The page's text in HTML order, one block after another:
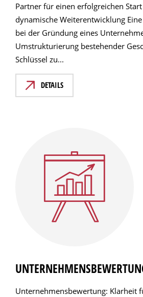
Partner für einen erfolgreichen
dynamische Weiterentwicklung
bei der Gründung eines
Umstrukturierung bestehender
Schlüssel zu...
DETAILS
Unternehmensbewertung: Klarheit